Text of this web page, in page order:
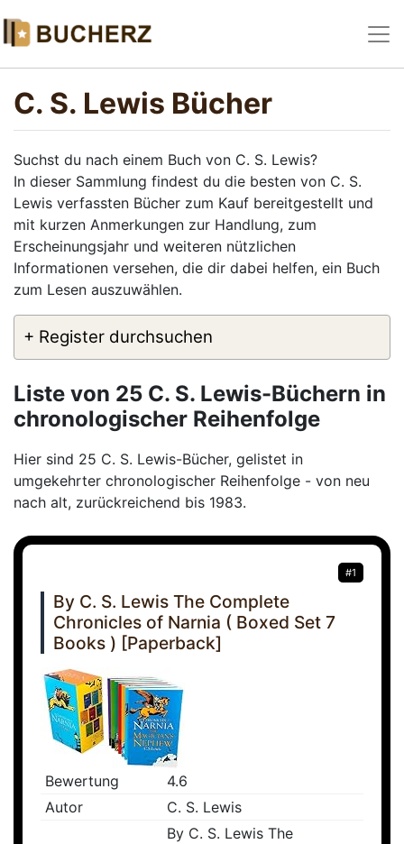
C. S. Lewis Bücher
Suchst du nach einem Buch von C. S. Lewis?
In dieser Sammlung findest du die besten von C. S.
Lewis verfassten Bücher zum Kauf bereitgestellt und
mit kurzen Anmerkungen zur Handlung, zum
Erscheinungsjahr und weiteren nützlichen
Informationen versehen, die dir dabei helfen, ein Buch
zum Lesen auszuwählen.
+ Register durchsuchen
Liste von 25 C. S. Lewis-Büchern in
chronologischer Reihenfolge
Hier sind 25 C. S. Lewis-Bücher, gelistet in
umgekehrter chronologischer Reihenfolge - von neu
nach alt, zurückreichend bis 1983.
#1
By C. S. Lewis The Complete
Chronicles of Narnia ( Boxed Set 7
Books ) [Paperback]
Bewertung
4.6
Autor
C. S. Lewis
By C. S. Lewis The